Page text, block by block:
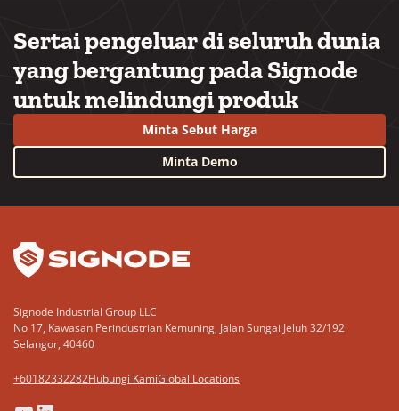
Sertai pengeluar di seluruh dunia
yang bergantung pada Signode
untuk melindungi produk
Minta Sebut Harga
Minta Demo
Signode Industrial Group LLC
No 17, Kawasan Perindustrian Kemuning, Jalan Sungai Jeluh 32/192
Selangor, 40460
+60182332282Hubungi KamiGlobal Locations